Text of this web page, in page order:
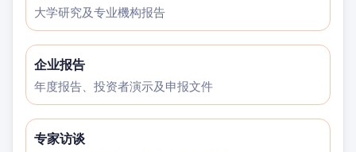
大学研究及专业機构报告
企业报告
年度报告、投资者演示及申报文件
专家访谈